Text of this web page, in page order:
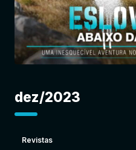
dez/2023
Revistas